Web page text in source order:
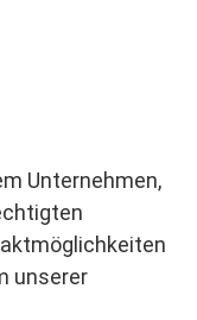
Unternehmen,
unserer